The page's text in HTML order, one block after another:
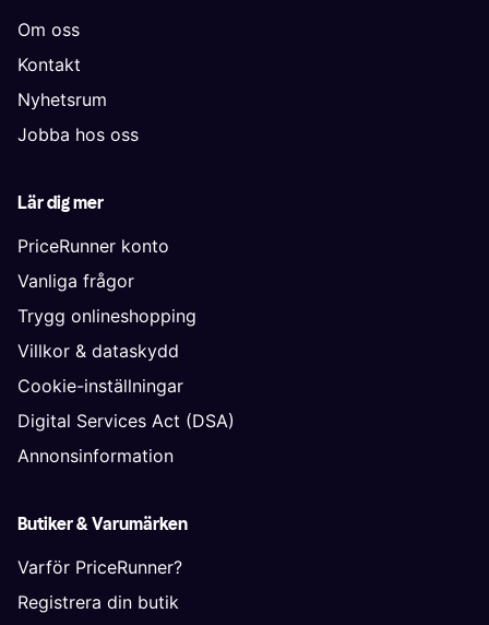
Om oss
Kontakt
Nyhetsrum
Jobba hos oss
Lär dig mer
PriceRunner konto
Vanliga frågor
Trygg onlineshopping
Villkor & dataskydd
Cookie-inställningar
Digital Services Act (DSA)
Annonsinformation
Butiker & Varumärken
Varför PriceRunner?
Registrera din butik